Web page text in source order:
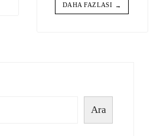
DAHA FAZLASI →
Ara